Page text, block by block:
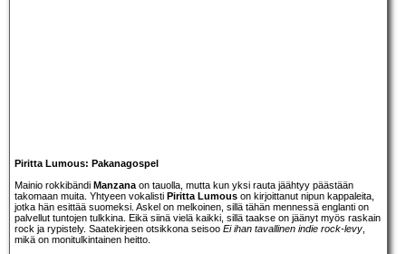
Piritta Lumous: Pakanagospel
Mainio rokkibändi Manzana on tauolla, mutta kun yksi rauta jäähtyy päästään
takomaan muita. Yhtyeen vokalisti Piritta Lumous on kirjoittanut nipun kappaleita,
jotka hän esittää suomeksi. Askel on melkoinen, sillä tähän mennessä englanti on
palvellut tuntojen tulkkina. Eikä siinä vielä kaikki, sillä taakse on jäänyt myös raskain
rock ja rypistely. Saatekirjeen otsikkona seisoo Ei ihan tavallinen indie rock-levy
mikä on monitulkintainen heitto.